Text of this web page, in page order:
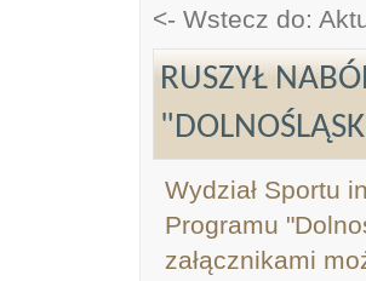
<- Wstecz do:
RUSZYŁ
Wydział Sportu
Programu
załącznikami